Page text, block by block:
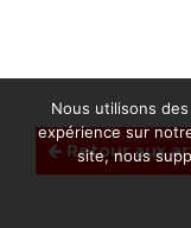
Retour aux
Nous utilisons
expérience sur
site, nous